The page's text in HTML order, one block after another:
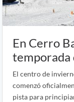
En Cerro
temporada
El centro de
comenzó
pista para